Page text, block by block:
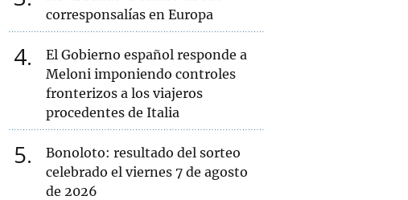
corresponsalías en Europa
4
El Gobierno español responde a
Meloni imponiendo controles
fronterizos a los viajeros
procedentes de Italia
5
Bonoloto: resultado del sorteo
celebrado el viernes 7 de agosto
de 2026